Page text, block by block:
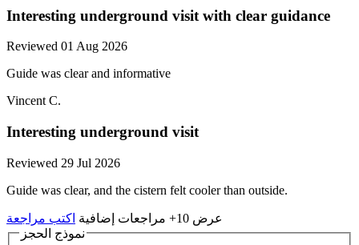
Interesting underground visit with clear guidance
Reviewed 01 Aug 2026
Guide was clear and informative
Vincent C.
Interesting underground visit
Reviewed 29 Jul 2026
Guide was clear, and the cistern felt cooler than outside.
عرض 10+ مراجعات إضافية
اكتب مراجعة
نموذج الحجز